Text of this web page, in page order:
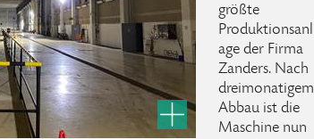
größte
Produktionsanl
age der Firma
Zanders. Nach
dreimonatigem
Abbau ist die
Maschine nun